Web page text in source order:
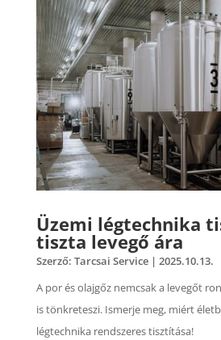
Üzemi légtechnika
tiszta levegő ára
Szerző: Tarcsai Service| 2025.10.13.
A por és olajgőz nemcsak a levegőt
is tönkreteszi. Ismerje meg, miért
légtechnika rendszeres tisztítása!